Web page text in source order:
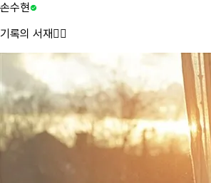
손수현
기록의 서재✍🏻